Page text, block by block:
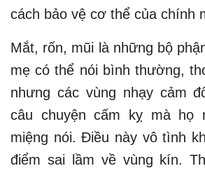
cách bảo vệ cơ thể của chính
Mắt, rốn, mũi là những bộ
mẹ có thể nói bình thường,
nhưng các vùng nhạy cảm
câu chuyện cấm kỵ mà họ
miệng nói. Điều này vô tình
điểm sai lầm về vùng kín.